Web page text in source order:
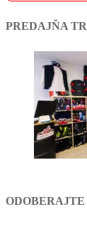
PREDAJŇA